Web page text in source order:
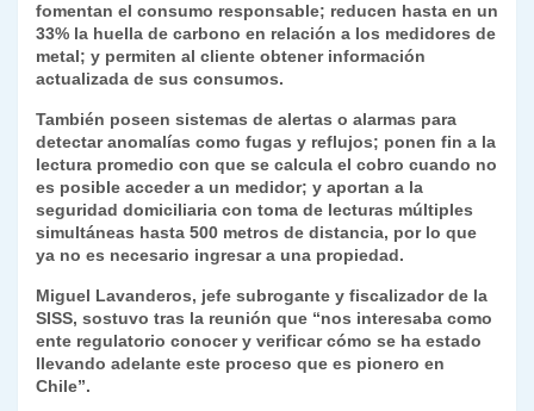
fomentan el consumo responsable; reducen hasta en un
33% la huella de carbono en relación a los medidores de
metal; y permiten al cliente obtener información
actualizada de sus consumos.
También poseen sistemas de alertas o alarmas para
detectar anomalías como fugas y reflujos; ponen fin a la
lectura promedio con que se calcula el cobro cuando no
es posible acceder a un medidor; y aportan a la
seguridad domiciliaria con toma de lecturas múltiples
simultáneas hasta 500 metros de distancia, por lo que
ya no es necesario ingresar a una propiedad.
Miguel Lavanderos, jefe subrogante y fiscalizador de la
SISS, sostuvo tras la reunión que “nos interesaba como
ente regulatorio conocer y verificar cómo se ha estado
llevando adelante este proceso que es pionero en
Chile”.